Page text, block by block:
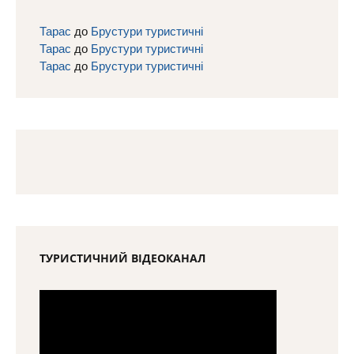
Тарас до Брустури туристичні
Тарас до Брустури туристичні
Тарас до Брустури туристичні
ТУРИСТИЧНИЙ ВІДЕОКАНАЛ